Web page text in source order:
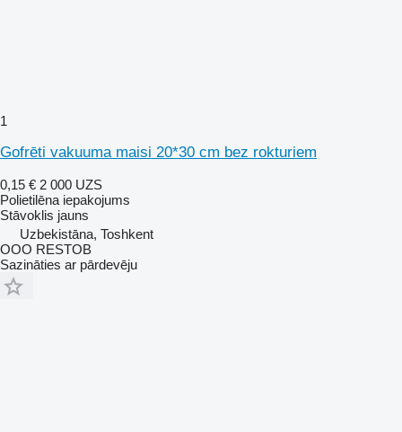
1
Gofrēti vakuuma maisi 20*30 cm bez rokturiem
0,15 € 2 000 UZS
Polietilēna iepakojums
Stāvoklis jauns
Uzbekistāna, Toshkent
OOO RESTOB
Sazināties ar pārdevēju